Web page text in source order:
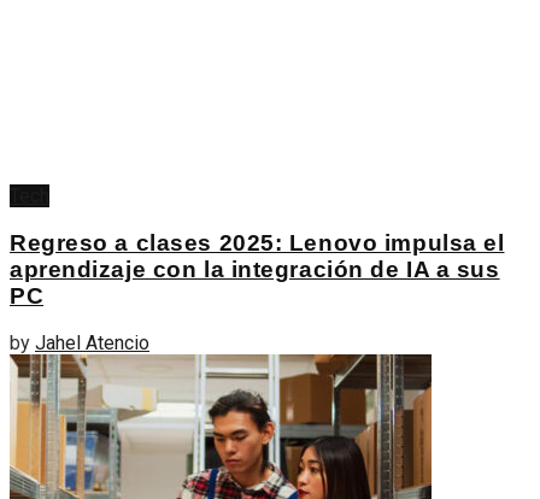
Regreso a clases 2025: Lenovo impulsa el
aprendizaje con la integración de IA a sus
PC
by Jahel Atencio